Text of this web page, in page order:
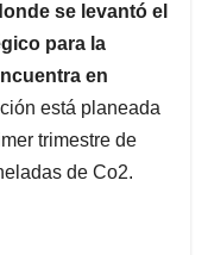
se levantó el
para la
en
está planeada
trimestre de
de Co2.